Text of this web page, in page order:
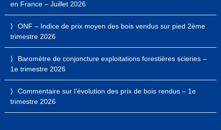
en France – Juillet 2026
ONF – Indice de prix moyen des bois vendus sur pied 2ème
trimestre 2026
Baromètre de conjoncture exploitations forestières scieries –
1e trimestre 2026
Commentaire sur l’évolution des prix de bois rendus – 1e
trimestre 2026